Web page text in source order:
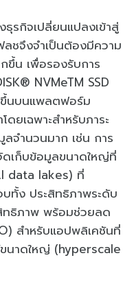
ธุรกิจเปลี่ยนแปลงเข้าสู่
ชจึงจำเป็นต้องมีความ
ขึ้น เพื่อรองรับการ
NVMeTM SSD
นบนแพลตฟอร์ม
ยเฉพาะสำหรับภาระ
จำนวนมาก เช่น การ
ดเก็บข้อมูลขนาดใหญ่ที่
data lakes) ที่
ทั้ง ประสิทธิภาพระดับ
ทธิภาพ พร้อมช่วยลด
สำหรับแอปพลิเคชันที่
นาดใหญ่ (hyperscale